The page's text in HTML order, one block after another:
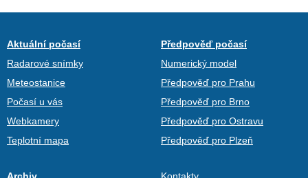
Aktuální počasí
Radarové snímky
Meteostanice
Počasí u vás
Webkamery
Teplotní mapa
Předpověď počasí
Numerický model
Předpověď pro Prahu
Předpověď pro Brno
Předpověď pro Ostravu
Předpověď pro Plzeň